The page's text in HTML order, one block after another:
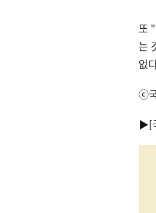
또
는
없
ⓒ
▶[